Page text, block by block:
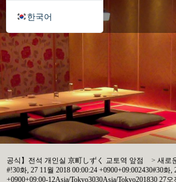
공식】전석 개인실 京町しずく 교토역 앞점 >새로
#!30화, 27 11월 2018 00:00:24 +0900+09:002430#30화,
+0900+09:00-12Asia/Tokyo3030Asia/Tokyo201830 27
한국어